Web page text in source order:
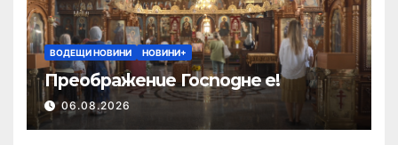
ВОДЕЩИ НОВИНИ НОВИНИ+
Преображение Господне е!
06.08.2026